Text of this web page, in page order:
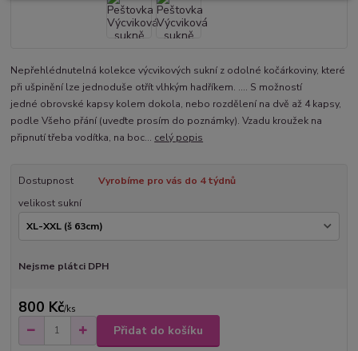
Nepřehlédnutelná kolekce výcvikových sukní z odolné kočárkoviny, které
při ušpinění lze jednoduše otřít vlhkým hadříkem. .... S možností
jedné obrovské kapsy kolem dokola, nebo rozdělení na dvě až 4 kapsy,
podle Všeho přání (uveďte prosím do poznámky). Vzadu kroužek na
připnutí třeba vodítka, na boc... celý popis
Dostupnost
Vyrobíme pro vás do 4 týdnů
velikost sukní
Nejsme plátci DPH
800 Kč/ks
Přidat do košíku